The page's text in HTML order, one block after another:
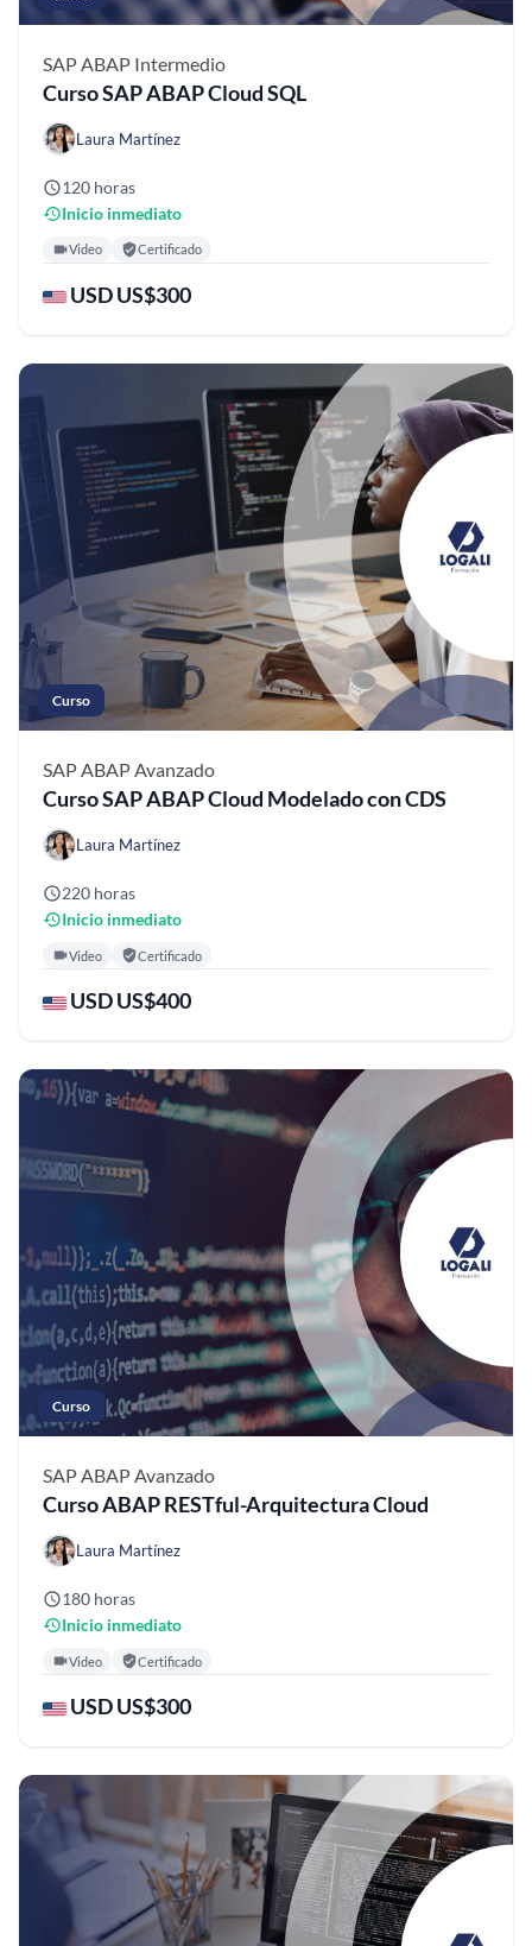
SAP ABAP Intermedio
Curso SAP ABAP Cloud SQL
Laura Martínez
120 horas
Inicio inmediato
Video Certificado
USD US$300
Curso
SAP ABAPAvanzado
Curso SAP ABAP Cloud Modelado con CDS
Laura Martínez
220 horas
Inicio inmediato
Video Certificado
USD US$400
Curso
SAP ABAPAvanzado
Curso ABAP RESTful-Arquitectura Cloud
Laura Martínez
180 horas
Inicio inmediato
Video Certificado
USD US$300